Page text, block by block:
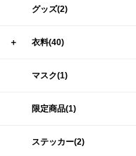
グッズ(2)
＋ 衣料(40)
マスク(1)
限定商品(1)
ステッカー(2)